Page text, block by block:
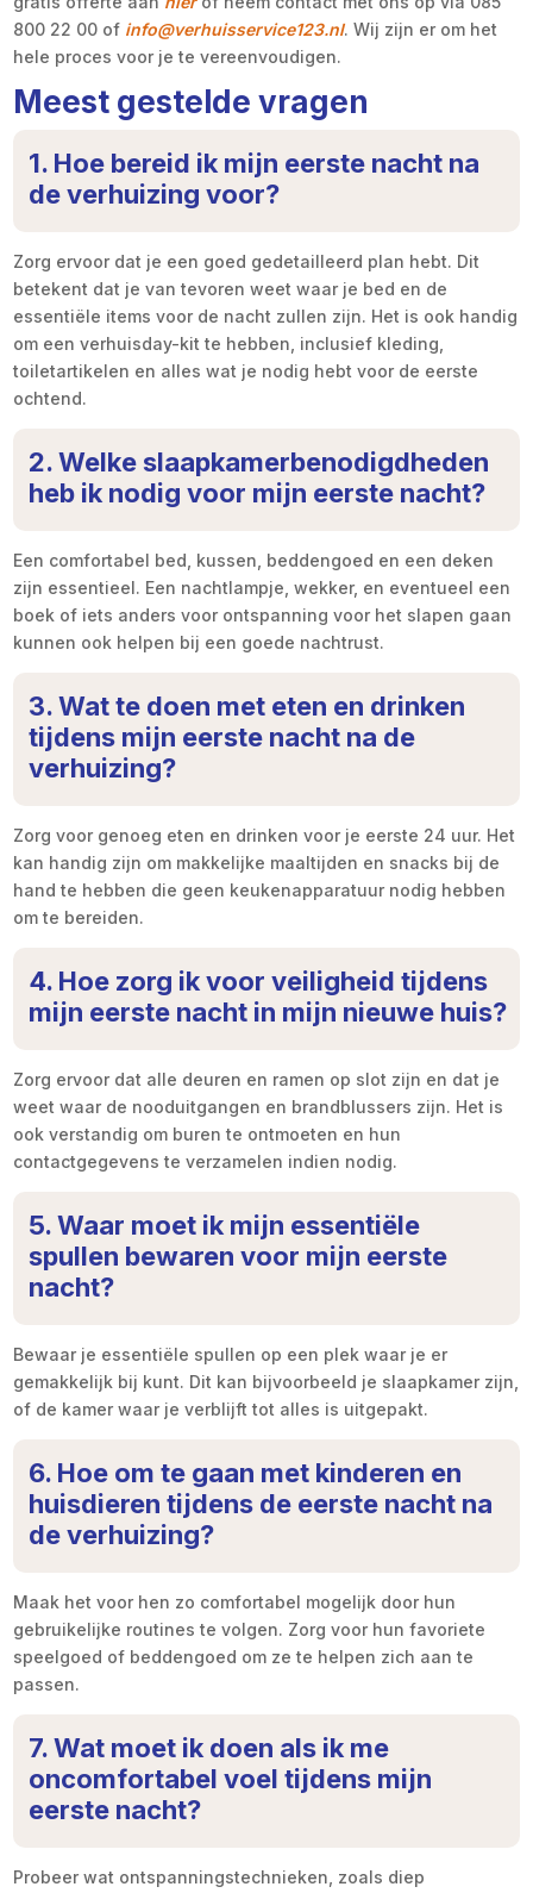
800 22 00 of info@verhuisservice123.nl. Wij zijn er om het
hele proces voor je te vereenvoudigen.
Meest gestelde vragen
1. Hoe bereid ik mijn eerste nacht na
de verhuizing voor?
Zorg ervoor dat je een goed gedetailleerd plan hebt. Dit
betekent dat je van tevoren weet waar je bed en de
essentiële items voor de nacht zullen zijn. Het is ook handig
om een verhuisday-kit te hebben, inclusief kleding,
toiletartikelen en alles wat je nodig hebt voor de eerste
ochtend.
2. Welke slaapkamerbenodigdheden
heb ik nodig voor mijn eerste nacht?
Een comfortabel bed, kussen, beddengoed en een deken
zijn essentieel. Een nachtlampje, wekker, en eventueel een
boek of iets anders voor ontspanning voor het slapen gaan
kunnen ook helpen bij een goede nachtrust.
3. Wat te doen met eten en drinken
tijdens mijn eerste nacht na de
verhuizing?
Zorg voor genoeg eten en drinken voor je eerste 24 uur. Het
kan handig zijn om makkelijke maaltijden en snacks bij de
hand te hebben die geen keukenapparatuur nodig hebben
om te bereiden.
4. Hoe zorg ik voor veiligheid tijdens
mijn eerste nacht in mijn nieuwe huis?
Zorg ervoor dat alle deuren en ramen op slot zijn en dat je
weet waar de nooduitgangen en brandblussers zijn. Het is
ook verstandig om buren te ontmoeten en hun
contactgegevens te verzamelen indien nodig.
5. Waar moet ik mijn essentiële
spullen bewaren voor mijn eerste
nacht?
Bewaar je essentiële spullen op een plek waar je er
gemakkelijk bij kunt. Dit kan bijvoorbeeld je slaapkamer zijn,
of de kamer waar je verblijft tot alles is uitgepakt.
6. Hoe om te gaan met kinderen en
huisdieren tijdens de eerste nacht na
de verhuizing?
Maak het voor hen zo comfortabel mogelijk door hun
gebruikelijke routines te volgen. Zorg voor hun favoriete
speelgoed of beddengoed om ze te helpen zich aan te
passen.
7. Wat moet ik doen als ik me
oncomfortabel voel tijdens mijn
eerste nacht?
Probeer wat ontspanningstechnieken, zoals diep